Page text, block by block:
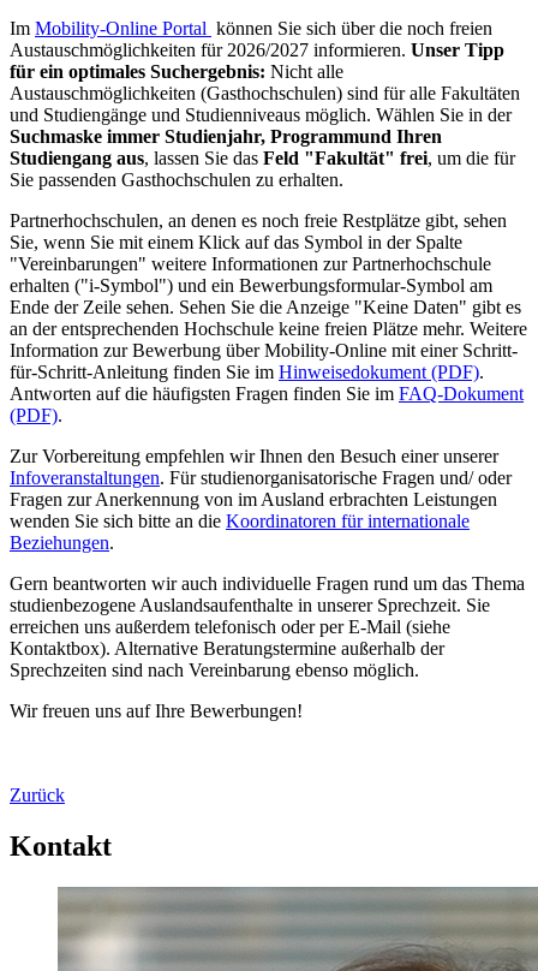
Im Mobility-Online Portal können Sie sich über die noch freien
Austauschmöglichkeiten für 2026/2027 informieren. Unser Tipp
für ein optimales Suchergebnis: Nicht alle
Austauschmöglichkeiten (Gasthochschulen) sind für alle Fakultäten
und Studiengänge und Studienniveaus möglich. Wählen Sie in der
Suchmaske immer Studienjahr, Programmund Ihren
Studiengang aus, lassen Sie das Feld "Fakultät" frei, um die für
Sie passenden Gasthochschulen zu erhalten.
Partnerhochschulen, an denen es noch freie Restplätze gibt, sehen
Sie, wenn Sie mit einem Klick auf das Symbol in der Spalte
"Vereinbarungen" weitere Informationen zur Partnerhochschule
erhalten ("i-Symbol") und ein Bewerbungsformular-Symbol am
Ende der Zeile sehen. Sehen Sie die Anzeige "Keine Daten" gibt es
an der entsprechenden Hochschule keine freien Plätze mehr. Weitere
Information zur Bewerbung über Mobility-Online mit einer Schritt-
für-Schritt-Anleitung finden Sie im Hinweisedokument (PDF).
Antworten auf die häufigsten Fragen finden Sie im FAQ-Dokument
(PDF).
Zur Vorbereitung empfehlen wir Ihnen den Besuch einer unserer
Infoveranstaltungen. Für studienorganisatorische Fragen und/ oder
Fragen zur Anerkennung von im Ausland erbrachten Leistungen
wenden Sie sich bitte an die Koordinatoren für internationale
Beziehungen.
Gern beantworten wir auch individuelle Fragen rund um das Thema
studienbezogene Auslandsaufenthalte in unserer Sprechzeit. Sie
erreichen uns außerdem telefonisch oder per E-Mail (siehe
Kontaktbox). Alternative Beratungstermine außerhalb der
Sprechzeiten sind nach Vereinbarung ebenso möglich.
Wir freuen uns auf Ihre Bewerbungen!
Zurück
Kontakt